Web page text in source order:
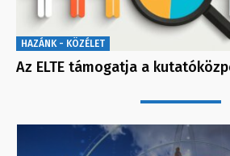
HAZÁNK - KÖZÉLET
Az ELTE támogatja a